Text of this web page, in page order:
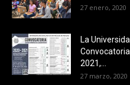
27 enero, 2020
La
2021,...
27 marzo, 2020